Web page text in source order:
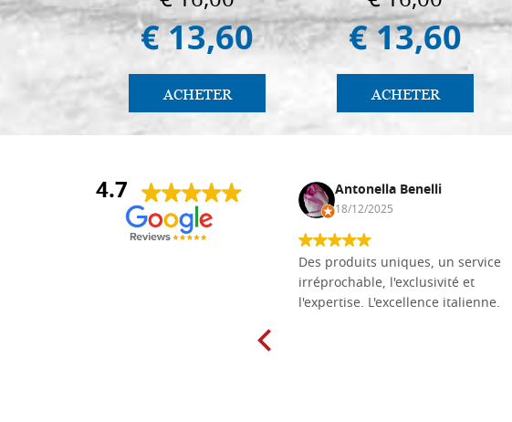
€ 13,60
ACHETER
€ 13,60
ACHETER
4.7
Daniel Vandewalle Antonella Benelli
18/12/2025
Des produits uniques, un service
irréprochable, l'exclusivité et
l'expertise. L'excellence italienne.